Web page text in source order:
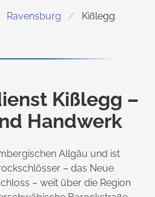
Ravensburg Kißlegg
Kißlegg –
Handwerk
Allgäu und ist
– das Neue
– weit über die Region